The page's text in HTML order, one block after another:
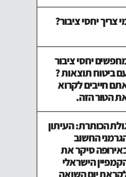
צריך יחסי ציבור?
יחסי ציבור
ביטוח תוצאות ?
חייבים לקרוא
הטור הזה.
הכותרת: העיתון
החשוב
סיקר את
הישראלי
יום השואה